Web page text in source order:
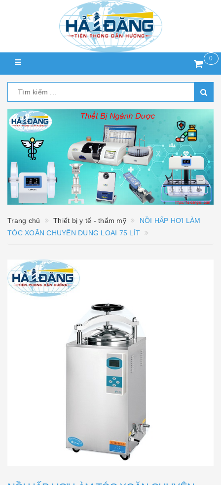
0
Trang chủ Thiết bị y tế - thẩm mỹ
NỒI HẤP HƠI LÀM
TÓC XOĂN CHUYÊN DỤNG LOẠI 75 LÍT